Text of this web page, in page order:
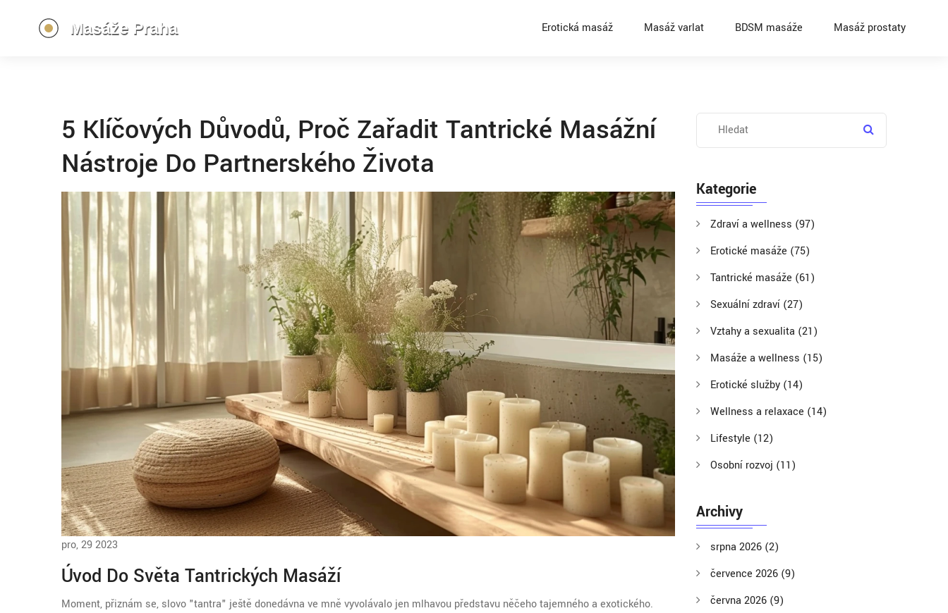
Erotická masáž Masáž varlat BDSM masáže Masáž prostaty
5 Klíčových Důvodů, Proč Zařadit Tantrické Masážní
Nástroje Do Partnerského Života
pro, 29 2023
Úvod Do Světa Tantrických Masáží
Moment, přiznám se, slovo "tantra" ještě donedávna ve mně vyvolávalo jen mlhavou představu něčeho tajemného a exotického.
Kategorie
Zdraví a wellness (97)
Erotické masáže (75)
Tantrické masáže (61)
Sexuální zdraví (27)
Vztahy a sexualita (21)
Masáže a wellness (15)
Erotické služby (14)
Wellness a relaxace (14)
Lifestyle (12)
Osobní rozvoj (11)
Archivy
srpna 2026 (2)
července 2026 (9)
června 2026 (9)